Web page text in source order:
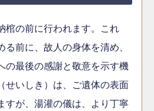
棺の前に行われます。これ
前に、故人の身体を清め、
の最後の感謝と敬意を示す機
せいしき）は、ご遺体の表面
すが、湯灌の儀は、より丁寧